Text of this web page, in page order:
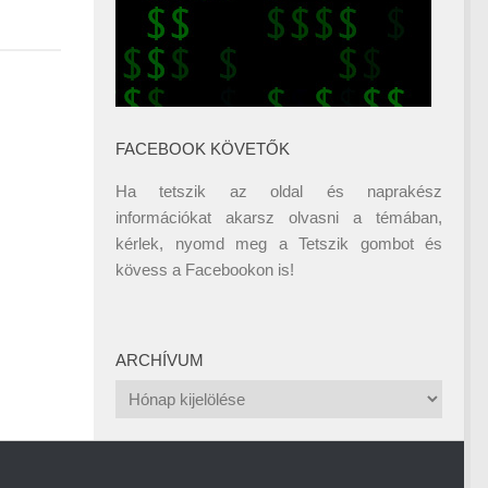
FACEBOOK KÖVETŐK
Ha tetszik az oldal és naprakész
információkat akarsz olvasni a témában,
kérlek, nyomd meg a Tetszik gombot és
kövess a Facebookon is!
ARCHÍVUM
Archívum